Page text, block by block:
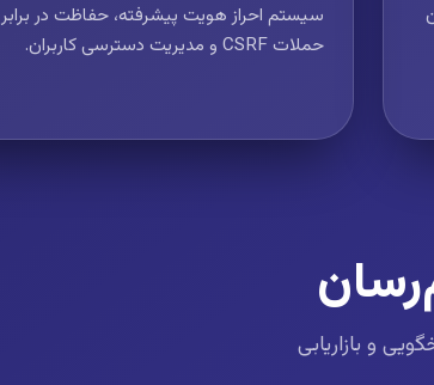
سیستم احراز هویت پیشرفته، حفاظت در برابر
حملات CSRF و مدیریت دسترسی کاربران.
و بازاریابی